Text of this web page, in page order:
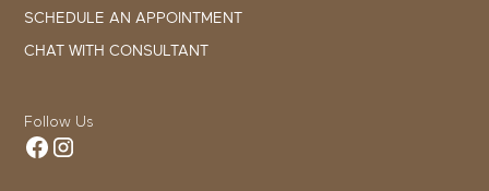
SCHEDULE AN APPOINTMENT
CHAT WITH CONSULTANT
Follow Us